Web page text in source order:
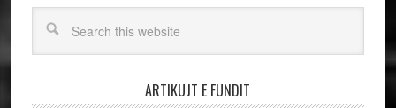
ARTIKUJT E FUNDIT